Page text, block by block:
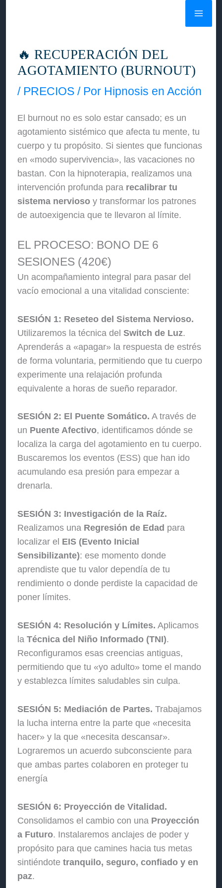
🔥 RECUPERACIÓN DEL
AGOTAMIENTO (BURNOUT)
/ PRECIOS / Por Hipnosis en Acción
El burnout no es solo estar cansado; es un
agotamiento sistémico que afecta tu mente, tu
cuerpo y tu propósito. Si sientes que funcionas
en «modo supervivencia», las vacaciones no
bastan. Con la hipnoterapia, realizamos una
intervención profunda para recalibrar tu
sistema nervioso y transformar los patrones
de autoexigencia que te llevaron al límite.
EL PROCESO: BONO DE 6
SESIONES (420€)
Un acompañamiento integral para pasar del
vacío emocional a una vitalidad consciente:
SESIÓN 1: Reseteo del Sistema Nervioso.
Utilizaremos la técnica delSwitch de Luz.
Aprenderás a «apagar» la respuesta de estrés
de forma voluntaria, permitiendo que tu cuerpo
experimente una relajación profunda
equivalente a horas de sueño reparador.
SESIÓN 2: El Puente Somático. A través de
un Puente Afectivo, identificamos dónde se
localiza la carga del agotamiento en tu cuerpo.
Buscaremos los eventos (ESS) que han ido
acumulando esa presión para empezar a
drenarla.
SESIÓN 3: Investigación de la Raíz.
Realizamos una Regresión de Edad para
localizar el EIS (Evento Inicial
Sensibilizante): ese momento donde
aprendiste que tu valor dependía de tu
rendimiento o donde perdiste la capacidad de
poner límites.
SESIÓN 4: Resolución y Límites. Aplicamos
laTécnica del Niño Informado (TNI).
Reconfiguramos esas creencias antiguas,
permitiendo que tu «yo adulto» tome el mando
y establezca límites saludables sin culpa.
SESIÓN 5: Mediación de Partes. Trabajamos
la lucha interna entre la parte que «necesita
hacer» y la que «necesita descansar».
Lograremos un acuerdo subconsciente para
que ambas partes colaboren en proteger tu
energía
SESIÓN 6: Proyección de Vitalidad.
Consolidamos el cambio con una Proyección
a Futuro. Instalaremos anclajes de poder y
propósito para que camines hacia tus metas
sintiéndotetranquilo, seguro, confiado y en
paz.